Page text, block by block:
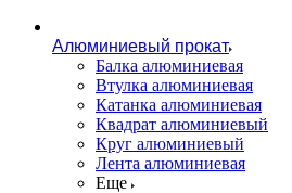
Алюминиевый прокат
Балка алюминиевая
Втулка алюминиевая
Катанка алюминиевая
Квадрат алюминиевый
Круг алюминиевый
Лента алюминиевая
Еще